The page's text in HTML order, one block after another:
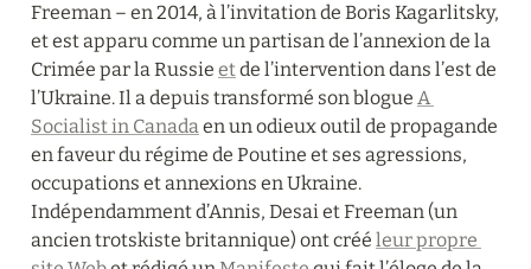
Freeman – en 2014, à l’invitation de Boris Kagarlitsky,
et est apparu comme un partisan de l’annexion de la
Crimée par la Russie et de l’intervention dans l’est de
l’Ukraine. Il a depuis transformé son blogue A
Socialist in Canada en un odieux outil de propagande
en faveur du régime de Poutine et ses agressions,
occupations et annexions en Ukraine.
Indépendamment d’Annis, Desai et Freeman (un
ancien trotskiste britannique) ont créé leur propre